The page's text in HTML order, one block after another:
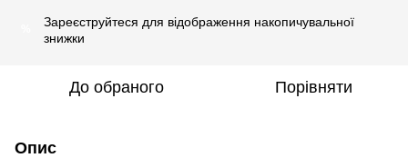
Зареєструйтеся для відображення накопичувальної
знижки
До обраного Порівняти
Опис